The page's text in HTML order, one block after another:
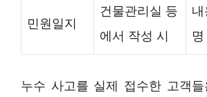
민원일지
건물관리실 등
에서 작성 시
누수 사고를 실제 접수한 고객